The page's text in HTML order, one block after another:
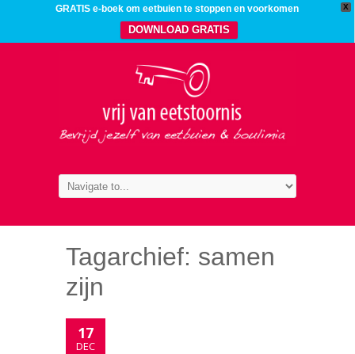
X
GRATIS e-boek om eetbuien te stoppen en voorkomen
DOWNLOAD GRATIS
Tagarchief: samen
zijn
17
DEC